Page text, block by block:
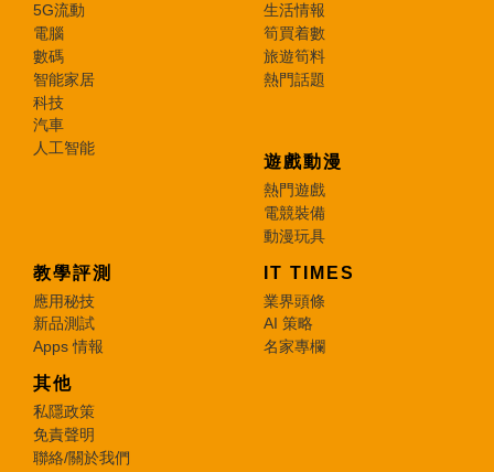
5G流動
電腦
數碼
智能家居
科技
汽車
人工智能
生活情報
筍買着數
旅遊筍料
熱門話題
遊戲動漫
熱門遊戲
電競裝備
動漫玩具
教學評測
應用秘技
新品測試
Apps 情報
IT TIMES
業界頭條
AI 策略
名家專欄
其他
私隱政策
免責聲明
聯絡/關於我們